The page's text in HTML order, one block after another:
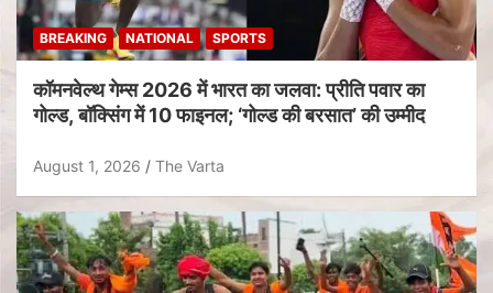
BREAKING NATIONAL SPORTS
कॉमनवेल्थ गेम्स 2026 में भारत का जलवा: प्रीति पवार का
गोल्ड, बॉक्सिंग में 10 फाइनल; ‘गोल्ड की बरसात’ की उम्मीद
August 1, 2026 The Varta